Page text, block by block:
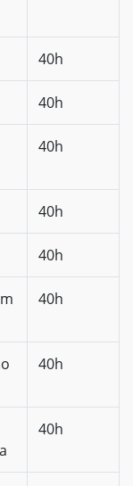
40h
40h
40h
40h
40h
40h
40h
40h